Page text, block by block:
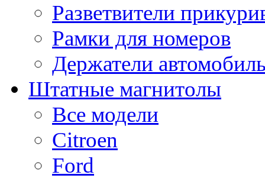
Разветвители
Рамки для номеров
Держатели
Штатные магнитолы
Все модели
Citroen
Ford